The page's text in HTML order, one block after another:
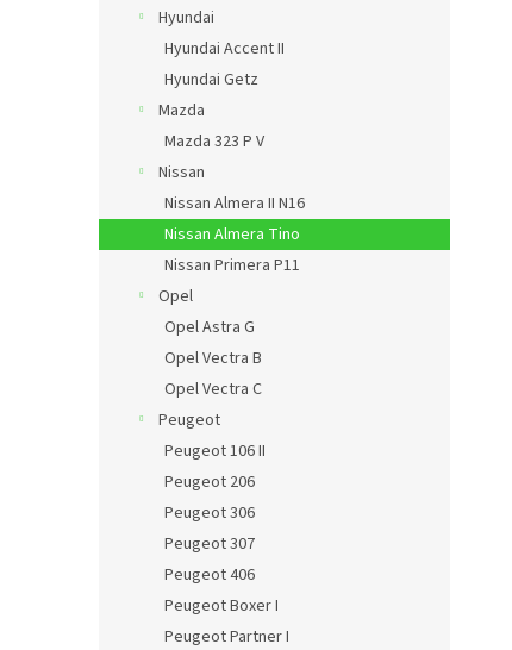
Hyundai
Hyundai Accent II
Hyundai Getz
Mazda
Mazda 323 P V
Nissan
Nissan Almera II N16
Nissan Almera Tino
Nissan Primera P11
Opel
Opel Astra G
Opel Vectra B
Opel Vectra C
Peugeot
Peugeot 106 II
Peugeot 206
Peugeot 306
Peugeot 307
Peugeot 406
Peugeot Boxer I
Peugeot Partner I